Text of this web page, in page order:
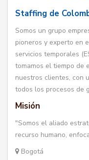
Staffing de
Somos un grupo
pioneros y experto en
servicios temporales
tomamos el tiempo de
nuestros clientes, con
todos los procesos de
Misión
"Somos el aliado
recurso humano,
Bogotá